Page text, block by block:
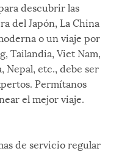
descubrir las
del Japón, La China
o un viaje por
Tailandia, Viet Nam,
Nepal, etc., debe ser
Permítanos
el mejor viaje.
de servicio regular